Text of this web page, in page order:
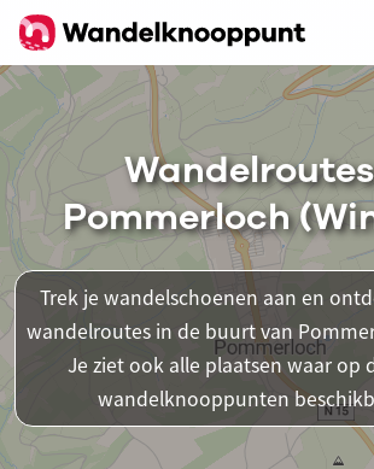
Pommerloch
Trek je wandelschoenen aan en
wandelroutes in de buurt van
Je ziet ook alle plaatsen waar op
wandelknooppunten